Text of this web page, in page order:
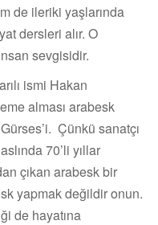
de ileriki yaşlarında
dersleri alır. O
sevgisidir.
ismi Hakan
alması arabesk
Çünkü sanatçı
70’li yıllar
çıkan arabesk bir
yapmak değildir onun.
de hayatına